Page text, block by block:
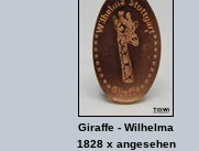
Giraffe - Wilhelma
1828 x angesehen